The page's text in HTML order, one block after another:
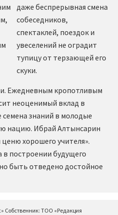
даже беспрерывная смена
собеседников,
спектаклей, поездок и
увеселений не оградит
тупицу от терзающей его
скуки.
Ежедневным кропотливым
неоценимый вклад в
знаний в молодые
нацию. Ибрай Алтынсарин
хорошего учителя».
в построении будущего
быть отведено достойное
Собственник: ТОО «Редакция